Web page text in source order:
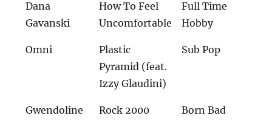
Dana
Gavanski
How To Feel
Uncomfortable
Full Time
Hobby
Omni
Plastic
Pyramid (feat.
Izzy Glaudini)
Sub Pop
Gwendoline Rock 2000 Born Bad